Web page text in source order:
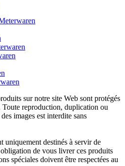
sur notre site Web sont protégés
reproduction, duplication ou
images est interdite sans
uniquement destinés à servir de
de vous livrer ces produits
spéciales doivent être respectées au